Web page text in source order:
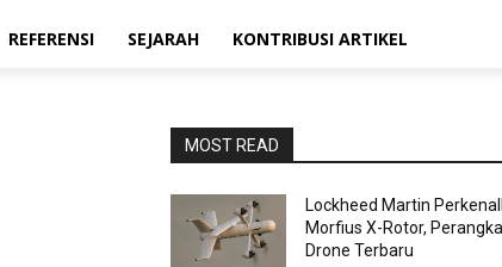
REFERENSI SEJARAH KONTRIBUSI ARTIKEL
MOST READ
Lockheed Martin
Morfius X-Rotor,
Drone Terbaru